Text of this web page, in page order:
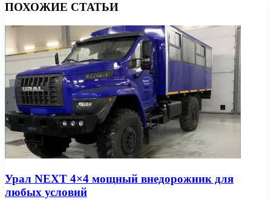
ПОХОЖИЕ СТАТЬИ
Урал NEXT 4×4 мощный внедорожник для
любых условий